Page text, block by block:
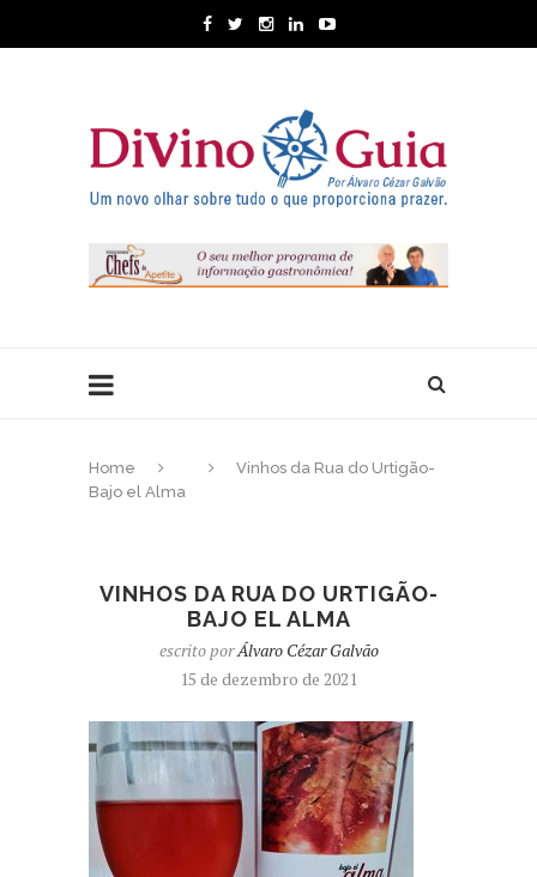
Home
Vinhos da Rua do Urtigão-
Bajo el Alma
VINHOS DA RUA DO URTIGÃO-
BAJO EL ALMA
escrito porÁlvaro Cézar Galvão
15 de dezembro de 2021